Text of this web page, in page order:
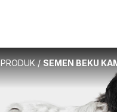
PRODUK / SEMEN BEKU